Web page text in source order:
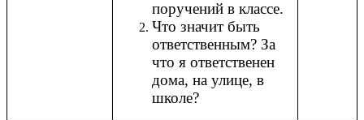
поручений в классе.
Что значит быть
ответственным? За
что я ответственен
дома, на улице, в
школе?